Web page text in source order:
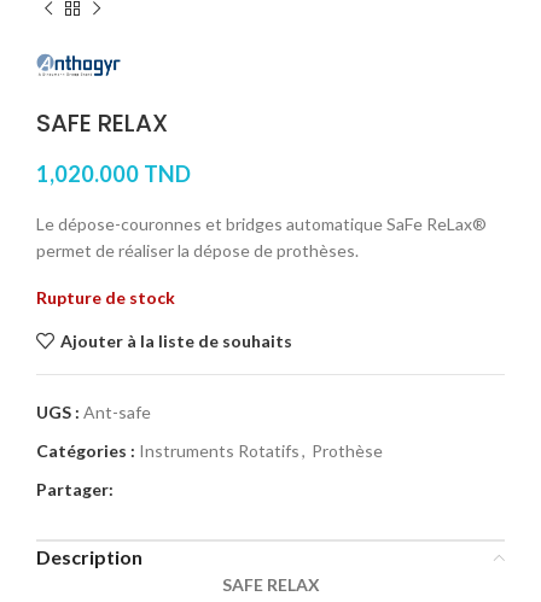
SAFE RELAX
1,020.000 TND
Le dépose-couronnes et bridges automatique SaFe ReLax®
permet de réaliser la dépose de prothèses.
Rupture de stock
Ajouter à la liste de souhaits
UGS : Ant-safe
Catégories : Instruments Rotatifs, Prothèse
Partager:
Description
SAFE RELAX